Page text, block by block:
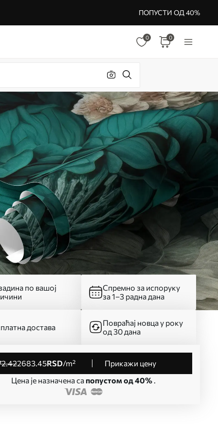
ПОПУСТИ ОД 40%
0 0
по вашој
Спремно за испоруку
за 1–3 радна дана
достава
Повраћај новца у року
од 30 дана
.422683.45RSD/m²
Прикажи цену
Цена је назначена са попустом од 40%.